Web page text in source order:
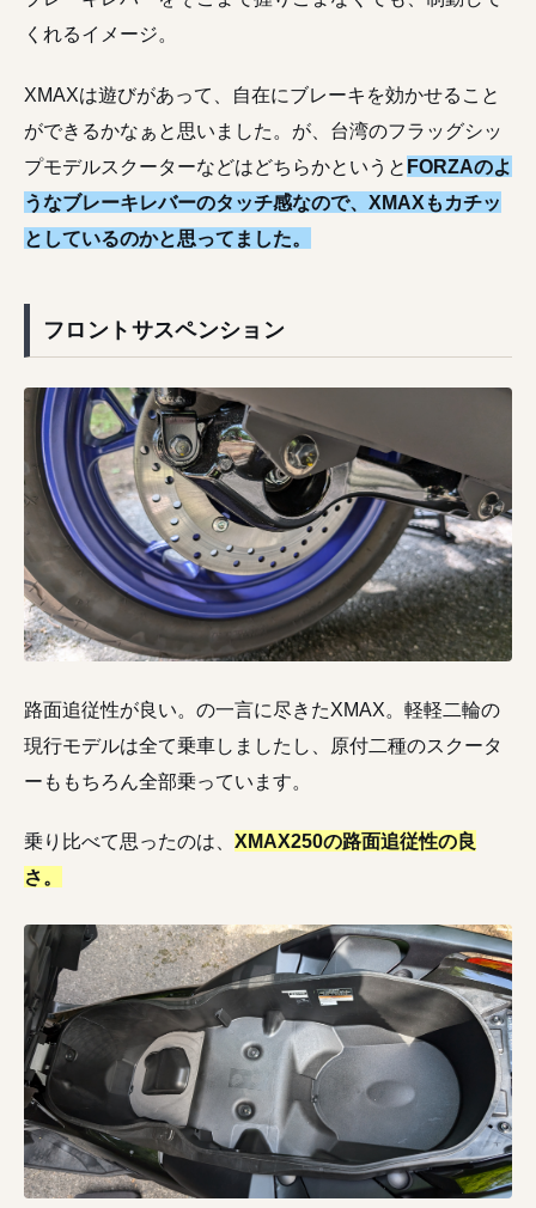
くれるイメージ。
XMAXは遊びがあって、自在にブレーキを効かせること
ができるかなぁと思いました。が、台湾のフラッグシッ
プモデルスクーターなどはどちらかというと FORZAのよ
うなブレーキレバーのタッチ感なので、XMAXもカチッ
としているのかと思ってました。
フロントサスペンション
路面追従性が良い。の一言に尽きたXMAX。軽軽二輪の
現行モデルは全て乗車しましたし、原付二種のスクータ
ーももちろん全部乗っています。
乗り比べて思ったのは、 XMAX250の路面追従性の良
さ。